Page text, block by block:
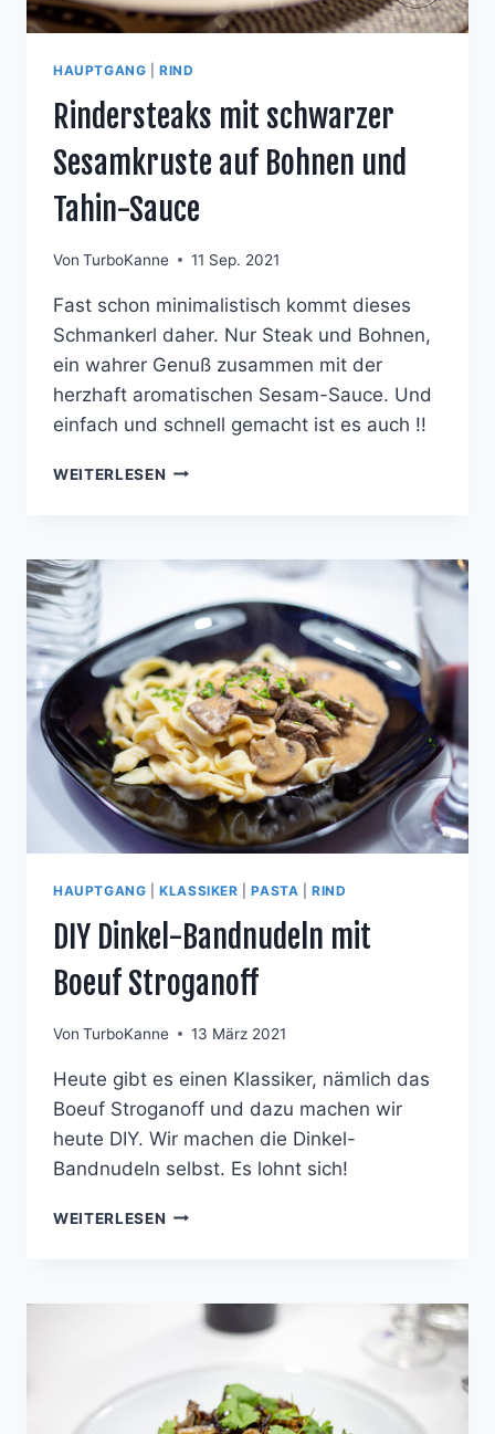
HAUPTGANG |RIND
Rindersteaks mit schwarzer
Sesamkruste auf Bohnen und
Tahin-Sauce
Von TurboKanne 11 Sep. 2021
Fast schon minimalistisch kommt dieses
Schmankerl daher. Nur Steak und Bohnen,
ein wahrer Genuß zusammen mit der
herzhaft aromatischen Sesam-Sauce. Und
einfach und schnell gemacht ist es auch !!
WEITERLESEN RINDERSTEAKS
AUF
UND
TAHIN-
SAUCE
HAUPTGANG |KLASSIKER |PASTA |RIND
DIY Dinkel-Bandnudeln mit
Boeuf Stroganoff
Von TurboKanne 13 März 2021
Heute gibt es einen Klassiker, nämlich das
Boeuf Stroganoff und dazu machen wir
heute DIY. Wir machen die Dinkel-
Bandnudeln selbst. Es lohnt sich!
WEITERLESEN DIY
BOEUF
STROGANOFF